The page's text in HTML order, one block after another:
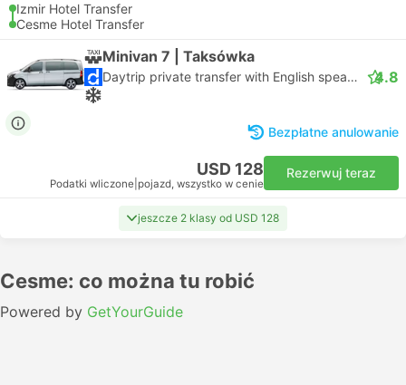
Izmir Hotel Transfer
Cesme Hotel Transfer
Minivan 7 | Taksówka
Daytrip private transfer with English speaking driver 4.8
Bezpłatne anulowanie
USD 128
Podatki wliczone pojazd, wszystko w cenie
Rezerwuj teraz
jeszcze 2 klasy od USD 128
Cesme: co można tu robić
Powered by GetYourGuide